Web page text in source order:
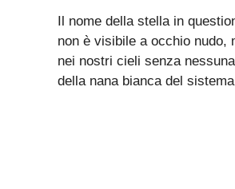
Il nome della stella in
non è visibile a occhio nudo,
nei nostri cieli senza
della nana bianca del